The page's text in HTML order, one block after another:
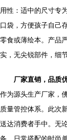
用性：适中的尺寸专
口袋，方便孩子自己
零食或薄绘本。产品
实，无尖锐部件，细
厂家直销，品质
作为源头生产厂家，
质量管控体系。此次
送达消费者手中。无